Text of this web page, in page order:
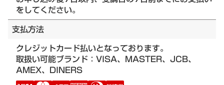
をしてください。
支払方法
クレジットカード払いとなっております。
取扱い可能ブランド：VISA、MASTER、JCB、
AMEX、DINERS